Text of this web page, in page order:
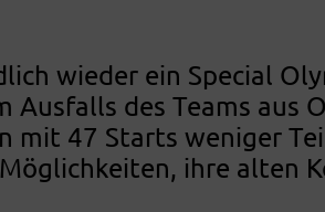
wieder ein Special
des Teams aus
mit 47 Starts weniger
ihre alten